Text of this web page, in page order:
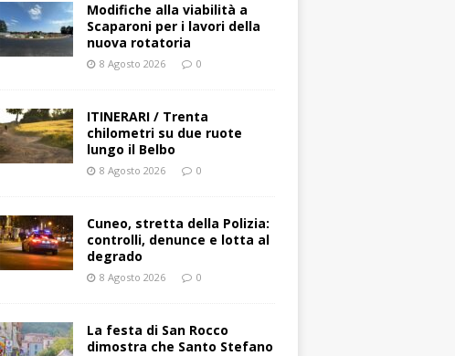
Modifiche alla viabilità a
Scaparoni per i lavori della
nuova rotatoria
8 Agosto 2026 0
ITINERARI / Trenta
chilometri su due ruote
lungo il Belbo
8 Agosto 2026 0
Cuneo, stretta della Polizia:
controlli, denunce e lotta al
degrado
8 Agosto 2026 0
La festa di San Rocco
dimostra che Santo Stefano